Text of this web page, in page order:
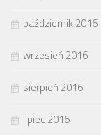
październik 2016
wrzesień 2016
sierpień 2016
lipiec 2016